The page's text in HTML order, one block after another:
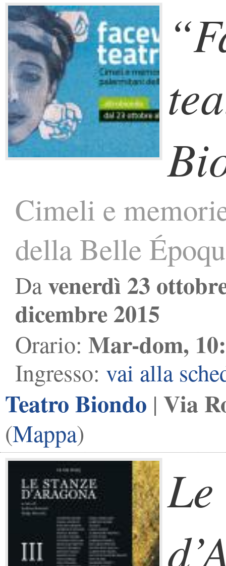
Cimeli e
della Belle
Davenerdì 23
dicembre 2015
Orario: Mar-dom,
Ingresso: vai alla
Teatro Biondo | Via
(Mappa)
Le